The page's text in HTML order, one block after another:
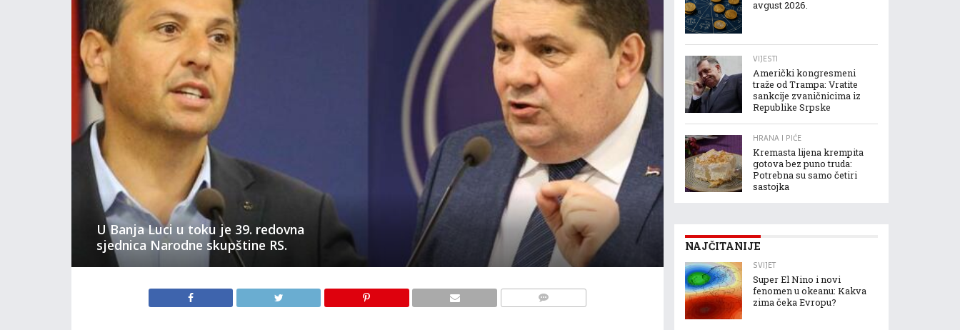
U Banja Luci u toku je 39. redovna
sjednica Narodne skupštine RS.
avgust 2026.
VIJESTI
Američki kongresmeni
traže od Trampa: Vratite
sankcije zvaničnicima iz
Republike Srpske
HRANA I PIĆE
Kremasta lijena krempita
gotova bez puno truda:
Potrebna su samo četiri
sastojka
NAJČITANIJE
SVIJET
Super El Nino i novi
fenomen u okeanu: Kakva
zima čeka Evropu?